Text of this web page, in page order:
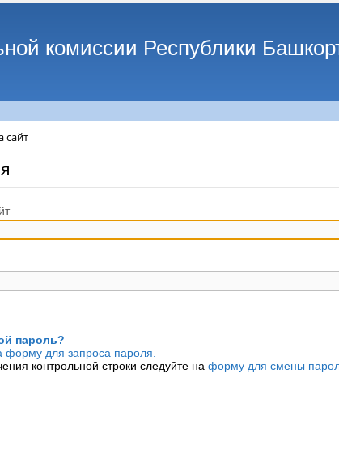
комиссии Республики
сайт
пароль?
форму для запроса пароля.
контрольной строки следуйте на форму для смены